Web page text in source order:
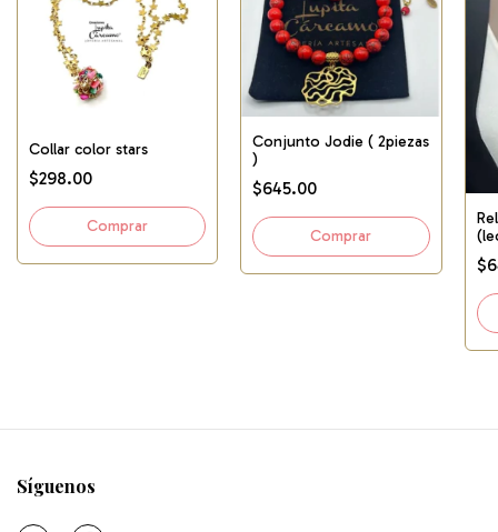
Collar color stars
$298.00
Conjunto Jodie ( 2piezas
)
$645.00
Síguenos